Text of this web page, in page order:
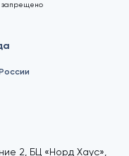
запрещено
2, БЦ «Норд Хаус»,